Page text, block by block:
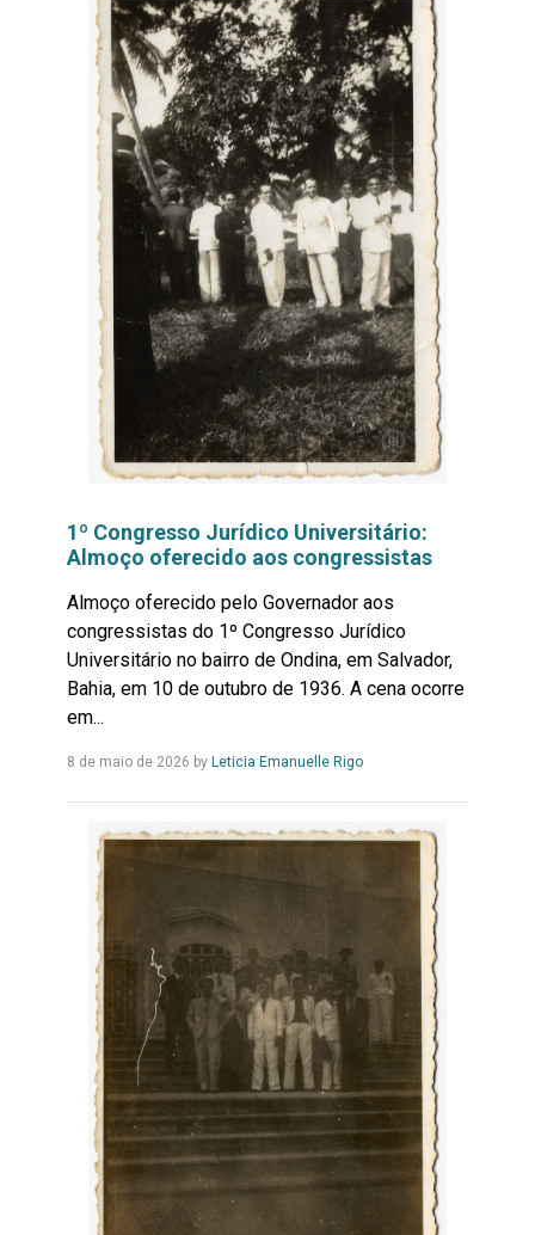
1º Congresso Jurídico Universitário:
Almoço oferecido aos congressistas
Almoço oferecido pelo Governador aos
congressistas do 1º Congresso Jurídico
Universitário no bairro de Ondina, em Salvador,
Bahia, em 10 de outubro de 1936. A cena ocorre
em...
8 de maio de 2026 by Leticia Emanuelle RigoLeia